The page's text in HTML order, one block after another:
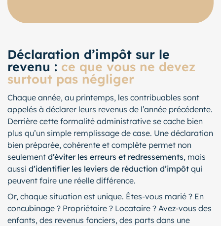
Déclaration d’impôt sur le
revenu : ce que vous ne devez
surtout pas négliger
Chaque année, au printemps, les contribuables sont
appelés à déclarer leurs revenus de l’année précédente.
Derrière cette formalité administrative se cache bien
plus qu’un simple remplissage de case. Une déclaration
bien préparée, cohérente et complète permet non
seulement d’éviter les erreurs et redressements, mais
aussi d’identifier les leviers de réduction d’impôt qui
peuvent faire une réelle différence.
Or, chaque situation est unique. Êtes-vous marié ? En
concubinage ? Propriétaire ? Locataire ? Avez-vous des
enfants, des revenus fonciers, des parts dans une